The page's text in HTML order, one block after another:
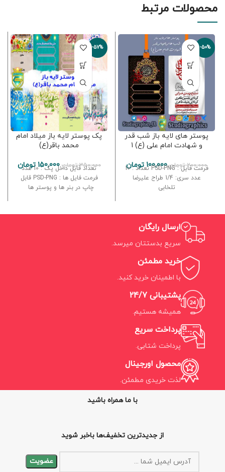
محصولات مرتبط
-50%
پوستر های لایه باز شب قدر
و شهادت امام علی (ع) 1
200,000 تومان 100,000 تومان
فرمت فایل : PSD-PNG تعداد : 10
عدد سری: 1/4 طراح علیرضا
تلخابی
-57%
پک پوستر لایه باز میلاد امام
محمد باقر(ع)
350,000 تومان 150,000 تومان
تعداد فایل داخل پک : 10 عدد
فرمت فایل ها : PSD-PNG قابل
چاپ در بنر ها و پوستر ها
ارسال رایگان
سریع بدستتان میرسد.
خرید مطمئن
با اطمینان خرید کنید.
پشتیبانی 24/7
همیشه هستیم.
پرداخت سریع
پرداخت شتابی.
محصول اورجینال
لذت خریدی مطمئن.
با ما همراه باشید
از جدیدترین تخفیف‌ها باخبر شوید